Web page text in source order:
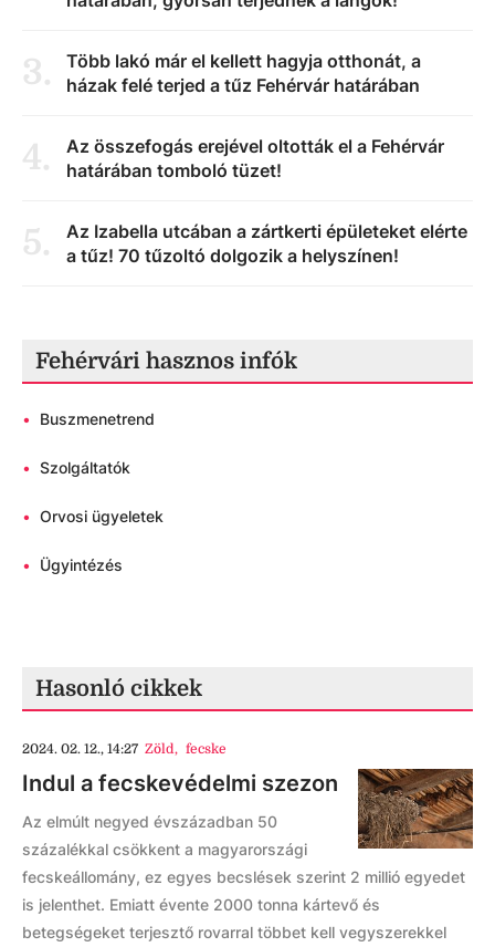
3.
Több lakó már el kellett hagyja otthonát, a
házak felé terjed a tűz Fehérvár határában
4.
Az összefogás erejével oltották el a Fehérvár
határában tomboló tüzet!
5.
Az Izabella utcában a zártkerti épületeket elérte
a tűz! 70 tűzoltó dolgozik a helyszínen!
Fehérvári hasznos infók
• Buszmenetrend
• Szolgáltatók
• Orvosi ügyeletek
• Ügyintézés
Hasonló cikkek
2024. 02. 12., 14:27 Zöld, fecske
Indul a fecskevédelmi szezon
Az elmúlt negyed évszázadban 50
százalékkal csökkent a magyarországi
fecskeállomány, ez egyes becslések szerint 2 millió egyedet
is jelenthet. Emiatt évente 2000 tonna kártevő és
betegségeket terjesztő rovarral többet kell vegyszerekkel